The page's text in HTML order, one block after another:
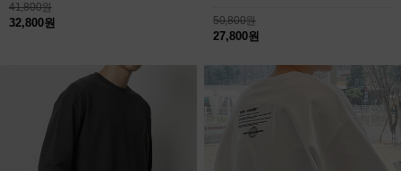
41,800원
32,800원 50,800원
27,800원